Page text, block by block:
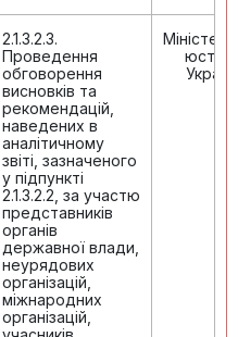
2.1.3.2.3.
Проведення
обговорення
висновків та
рекомендацій,
наведених в
аналітичному
звіті, зазначеного
у підпункті
2.1.3.2.2, за участю
представників
органів
державної влади,
неурядових
організацій,
міжнародних
організацій,